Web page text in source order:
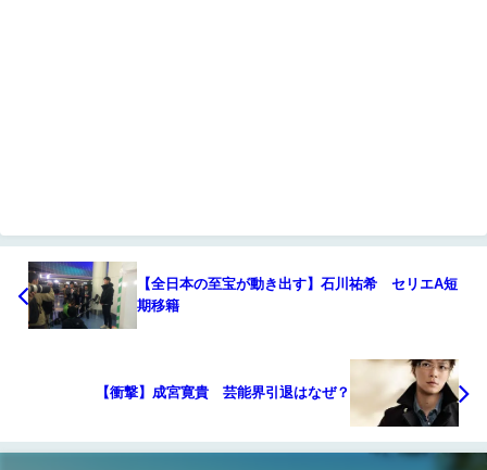
【全日本の至宝が動き出す】石川祐希 セリエA短
期移籍
【衝撃】成宮寛貴 芸能界引退はなぜ？